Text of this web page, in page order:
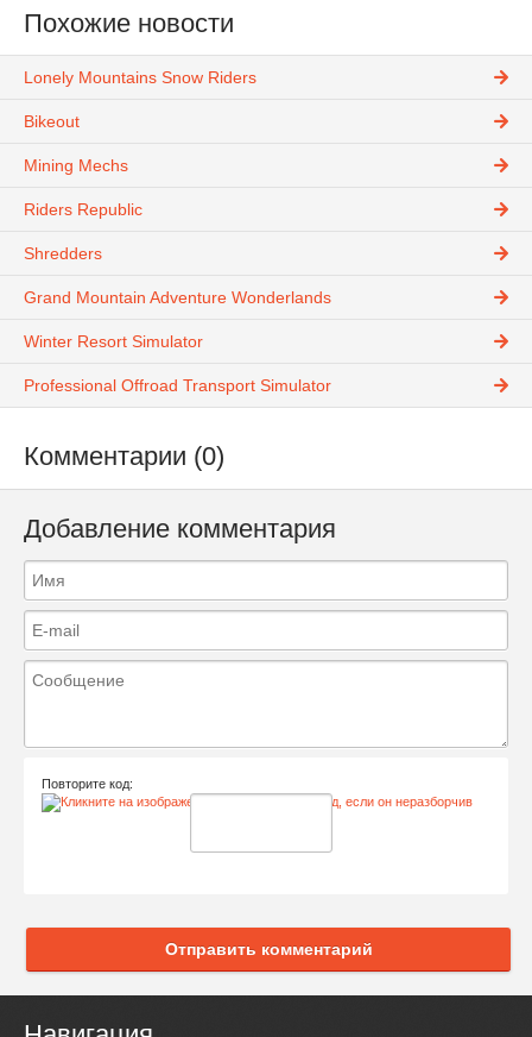
Похожие новости
Lonely Mountains Snow Riders
Bikeout
Mining Mechs
Riders Republic
Shredders
Grand Mountain Adventure Wonderlands
Winter Resort Simulator
Professional Offroad Transport Simulator
Комментарии (0)
Добавление комментария
Повторите код:
Отправить комментарий